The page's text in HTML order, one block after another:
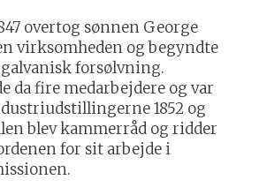
overtog sønnen George
virksomheden og begyndte
forsølvning.
da fire medarbejdere og var
1852 og
blev kammerråd og ridder
for sit arbejde i